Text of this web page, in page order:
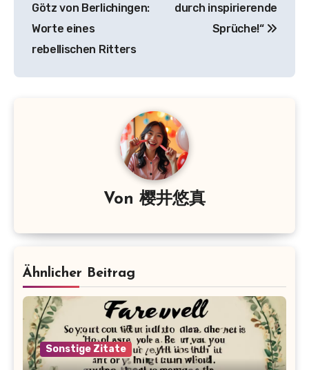
Götz von Berlichingen:
Worte eines
rebellischen Ritters
durch inspirierende
Sprüche!“
Von 樱井悠真
Ähnlicher Beitrag
Sonstige Zitate